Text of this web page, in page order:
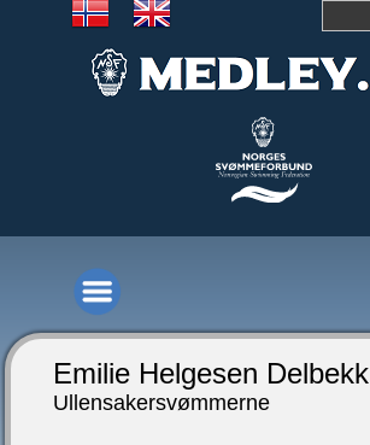
Emilie Helgesen Delbekk
Ullensakersvømmerne